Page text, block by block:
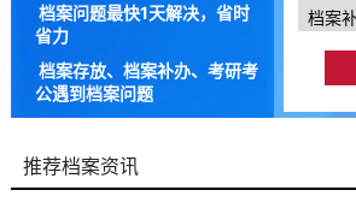
档案问题最快1天解决，省时
省力
档案存放、档案补办、考研考
公遇到档案问题
推荐档案资讯